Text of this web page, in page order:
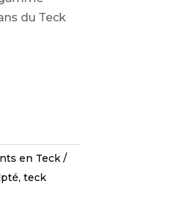
du Teck
en Teck
, teck